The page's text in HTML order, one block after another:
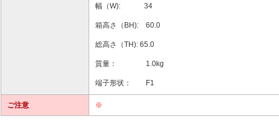
幅（W): 34
箱高さ（BH): 60.0
総高さ（TH): 65.0
質量： 1.0kg
端子形状： F1
ご注意 ※